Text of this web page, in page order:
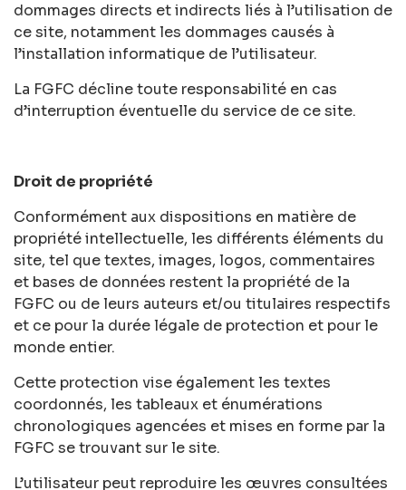
dommages directs et indirects liés à l’utilisation de
ce site, notamment les dommages causés à
l’installation informatique de l’utilisateur.
La FGFC décline toute responsabilité en cas
d’interruption éventuelle du service de ce site.
Droit de propriété
Conformément aux dispositions en matière de
propriété intellectuelle, les différents éléments du
site, tel que textes, images, logos, commentaires
et bases de données restent la propriété de la
FGFC ou de leurs auteurs et/ou titulaires respectifs
et ce pour la durée légale de protection et pour le
monde entier.
Cette protection vise également les textes
coordonnés, les tableaux et énumérations
chronologiques agencées et mises en forme par la
FGFC se trouvant sur le site.
L’utilisateur peut reproduire les œuvres consultées